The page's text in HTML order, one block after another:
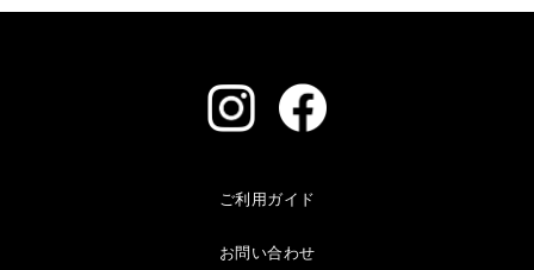
ご利用ガイド
お問い合わせ